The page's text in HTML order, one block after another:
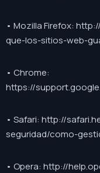
• Mozilla Firefox:
que-los-sitios-web-
• Chrome:
https://
• Safari: http://
seguridad/como-
• Opera: http://